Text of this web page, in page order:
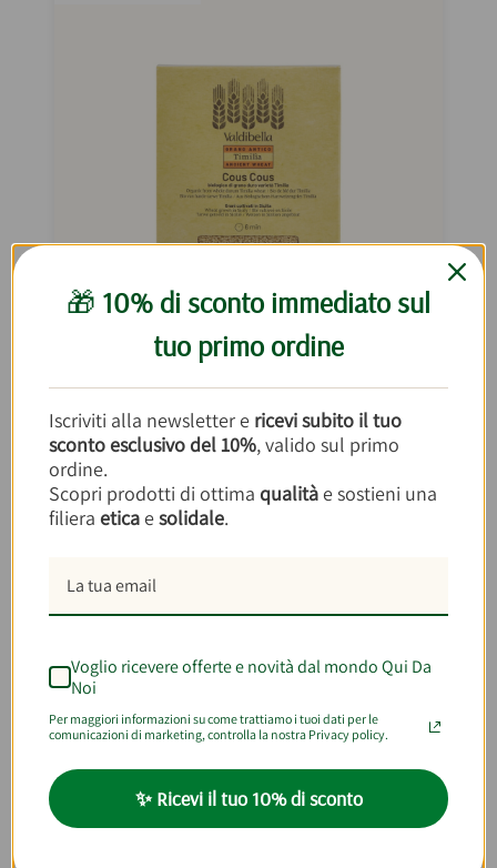
€3,50 €7,00/kg
AGGIUNGI AL CARRELLO
🎁 10% di sconto immediato sul
tuo primo ordine
Iscriviti alla newsletter e ricevi subito il tuo
sconto esclusivo del 10%, valido sul primo
ordine.
Scopri prodotti di ottima qualità e sostieni una
filiera etica esolidale.
Voglio ricevere offerte e novità dal mondo Qui Da
Noi
Per maggiori informazioni su come trattiamo i tuoi dati per le
comunicazioni di marketing, controlla la nostra Privacy policy.
✨ Ricevi il tuo 10% di sconto